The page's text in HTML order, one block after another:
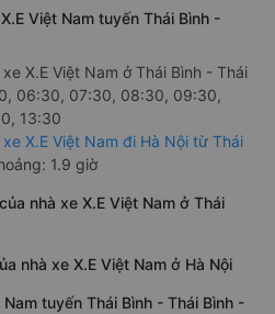
Việt Nam tuyến Thái Bình -
X.E Việt Nam ở Thái Bình - Thái
06:30, 07:30, 08:30, 09:30,
13:30
xe X.E Việt Nam đi Hà Nội từ Thái
1.9 giờ
nhà xe X.E Việt Nam ở Thái
nhà xe X.E Việt Nam ở Hà Nội
tuyến Thái Bình - Thái Bình -